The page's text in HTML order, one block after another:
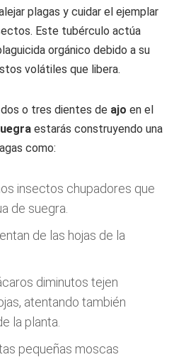
plagas y cuidar el ejemplar
Este tubérculo actúa
orgánico debido a su
volátiles que libera.
o tres dientes de ajo en el
estarás construyendo una
como:
insectos chupadores que
de suegra.
de las hojas de la
diminutos tejen
atentando también
la planta.
pequeñas moscas